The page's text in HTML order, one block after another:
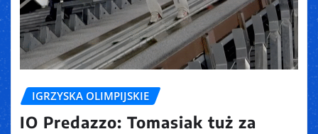
IGRZYSKA OLIMPIJSKIE
IO Predazzo: Tomasiak tuż za